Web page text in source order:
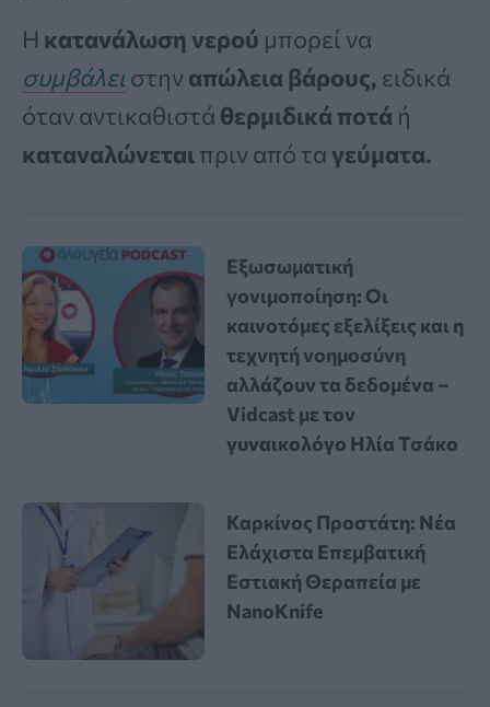
Η κατανάλωσηνερού μπορεί να
συμβάλει στην απώλεια βάρους, ειδικά
όταν αντικαθιστά θερμιδικά ποτά ή
καταναλώνεταιπριν από ταγεύματα.
Εξωσωματική
γονιμοποίηση: Οι
καινοτόμες εξελίξεις και η
τεχνητή νοημοσύνη
αλλάζουν τα δεδομένα –
Vidcast με τον
γυναικολόγο Ηλία Τσάκο
Καρκίνος Προστάτη: Νέα
Ελάχιστα Επεμβατική
Εστιακή Θεραπεία με
NanoKnife